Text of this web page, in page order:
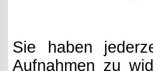
Sie haben
Aufnahmen zu